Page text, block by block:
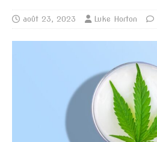
août 23, 2023 Luke Horton